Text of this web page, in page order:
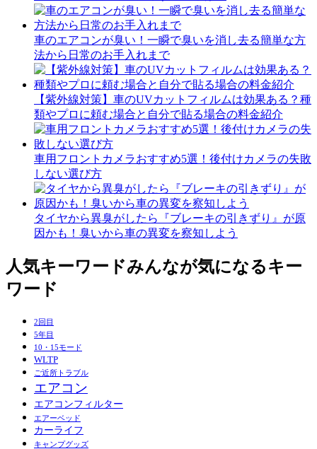
車のエアコンが臭い！一瞬で臭いを消し去る簡単な方
法から日常のお手入れまで
【紫外線対策】車のUVカットフィルムは効果ある？種
類やプロに頼む場合と自分で貼る場合の料金紹介
車用フロントカメラおすすめ5選！後付けカメラの失敗
しない選び方
タイヤから異臭がしたら『ブレーキの引きずり』が原
因かも！臭いから車の異変を察知しよう
人気キーワードみんなが気になるキー
ワード
2回目
5年目
10・15モード
WLTP
ご近所トラブル
エアコン
エアコンフィルター
エアーベッド
カーライフ
キャンプグッズ